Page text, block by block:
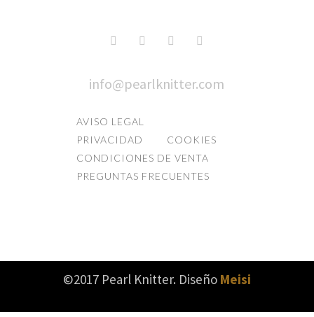
info@pearlknitter.com
AVISO LEGAL
PRIVACIDAD
COOKIES
CONDICIONES DE VENTA
PREGUNTAS FRECUENTES
©2017 Pearl Knitter. Diseño Meisi